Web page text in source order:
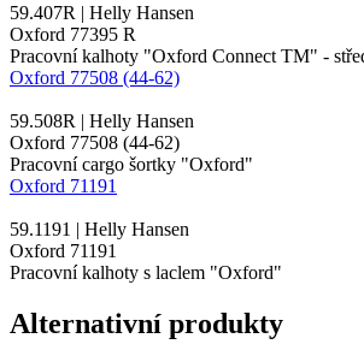
59.407R | Helly Hansen
Oxford 77395 R
Pracovní kalhoty "Oxford Connect TM" -
Oxford 77508 (44-62)
59.508R | Helly Hansen
Oxford 77508 (44-62)
Pracovní cargo šortky "Oxford"
Oxford 71191
59.1191 | Helly Hansen
Oxford 71191
Pracovní kalhoty s laclem "Oxford"
Alternativní produkty